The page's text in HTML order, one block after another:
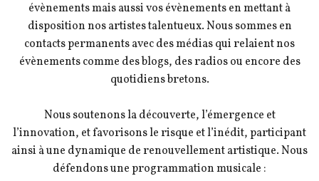
évènements mais aussi vos évènements en mettant à
disposition nos artistes talentueux. Nous sommes en
contacts permanents avec des médias qui relaient nos
évènements comme des blogs, des radios ou encore des
quotidiens bretons.
Nous soutenons la découverte, l’émergence et
l’innovation, et favorisons le risque et l’inédit, participant
ainsi à une dynamique de renouvellement artistique. Nous
défendons une programmation musicale :